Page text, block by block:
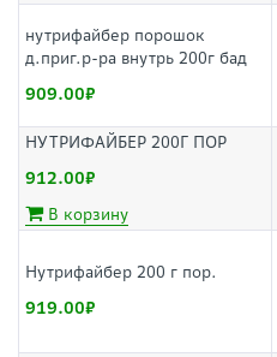
нутрифайбер порошок
д.приг.р-ра внутрь 200г бад
909.00
НУТРИФАЙБЕР 200Г ПОР
912.00
В корзину
Нутрифайбер 200 г пор.
919.00